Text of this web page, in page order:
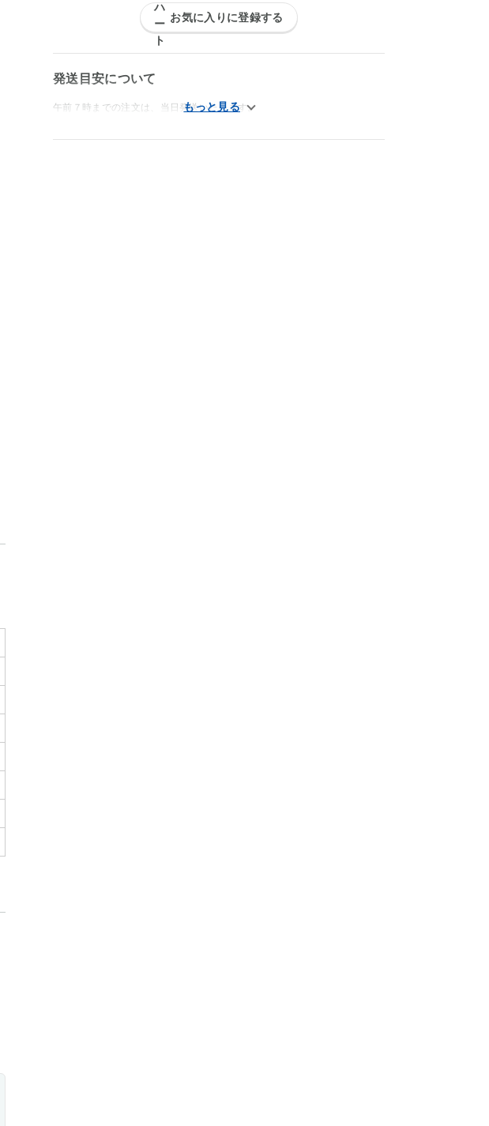
お気に入りに登録する
発送目安について
午前７時までの注文は、当日発送いたします。